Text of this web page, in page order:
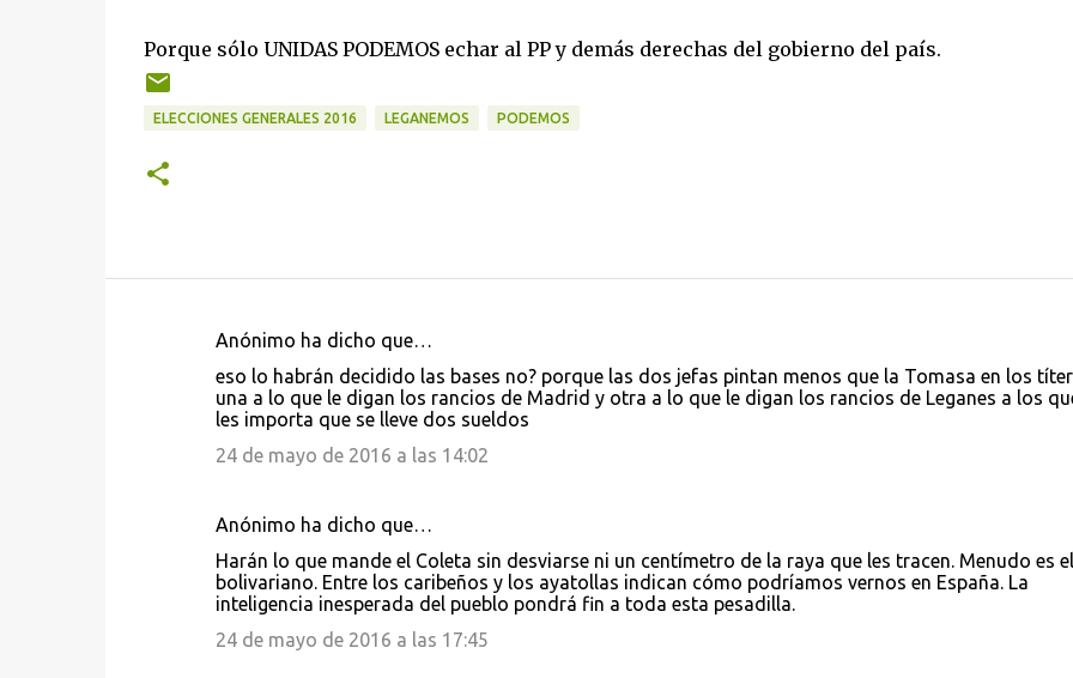
Porque sólo UNIDAS PODEMOS echar al PP y demás derechas del gobierno del país.
ELECCIONES GENERALES 2016 LEGANEMOS PODEMOS
Anónimo ha dicho que…
eso lo habrán decidido las bases no? porque las dos jefas pintan menos que la Tomasa en los
una a lo que le digan los rancios de Madrid y otra a lo que le digan los rancios de Leganes a los
les importa que se lleve dos sueldos
24 de mayo de 2016 a las 14:02
Anónimo ha dicho que…
Harán lo que mande el Coleta sin desviarse ni un centímetro de la raya que les tracen. Menudo es el
bolivariano. Entre los caribeños y los ayatollas indican cómo podríamos vernos en España. La
inteligencia inesperada del pueblo pondrá fin a toda esta pesadilla.
24 de mayo de 2016 a las 17:45